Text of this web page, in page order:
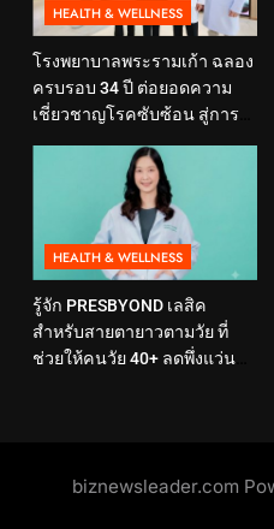
HEALTH & WELLNESS
โรงพยาบาลพระรามเก้า ฉลอง
ครบรอบ 34 ปี ต่อยอดความ
เชี่ยวชาญโรคซับซ้อน สู่การ
โจทย์ไลฟ์สไตล์ ภายใต้แนวคิด
“SELF-CARE IS HEALTHCARE”
HEALTH & WELLNESS
รู้จัก PRESBYOND เลสิค
สำหรับสายตายาวตามวัย ที่
ช่วยให้คนวัย 40+ ลดพึ่งแว่น
biznewsleader.com